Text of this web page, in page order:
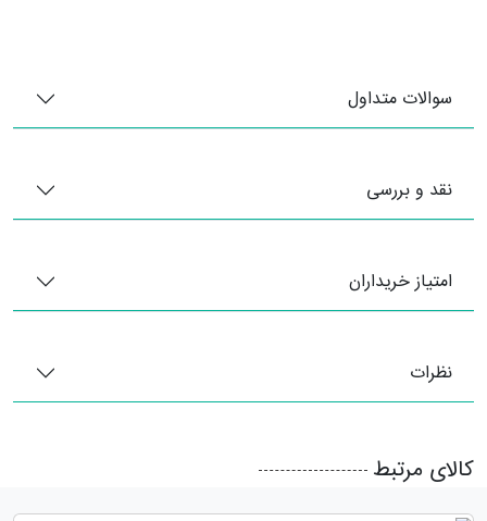
سوالات متداول
نقد و بررسی
امتیاز خریداران
نظرات
کالای مرتبط